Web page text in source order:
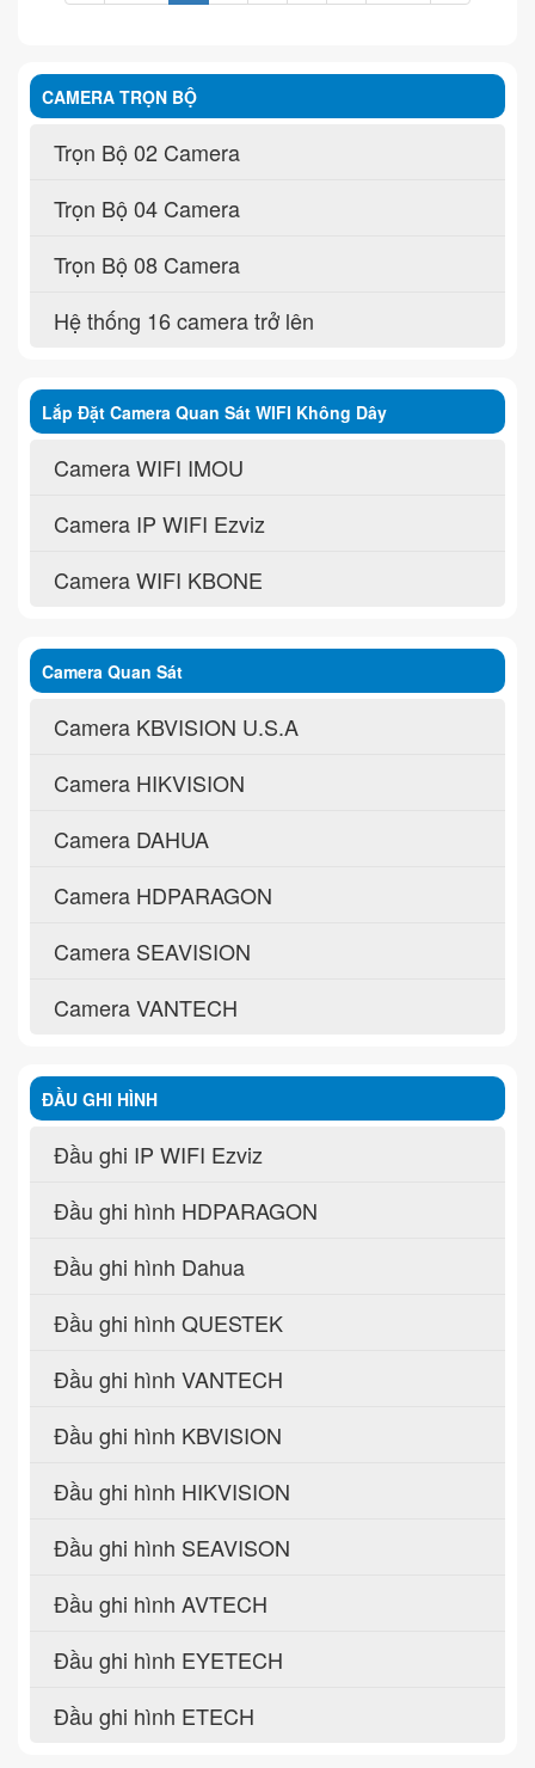
CAMERA TRỌN BỘ
Trọn Bộ 02 Camera
Trọn Bộ 04 Camera
Trọn Bộ 08 Camera
Hệ thống 16 camera trở lên
Lắp Đặt Camera Quan Sát WIFI Không Dây
Camera WIFI IMOU
Camera IP WIFI Ezviz
Camera WIFI KBONE
Camera Quan Sát
Camera KBVISION U.S.A
Camera HIKVISION
Camera DAHUA
Camera HDPARAGON
Camera SEAVISION
Camera VANTECH
ĐẦU GHI HÌNH
Đầu ghi IP WIFI Ezviz
Đầu ghi hình HDPARAGON
Đầu ghi hình Dahua
Đầu ghi hình QUESTEK
Đầu ghi hình VANTECH
Đầu ghi hình KBVISION
Đầu ghi hình HIKVISION
Đầu ghi hình SEAVISON
Đầu ghi hình AVTECH
Đầu ghi hình EYETECH
Đầu ghi hình ETECH